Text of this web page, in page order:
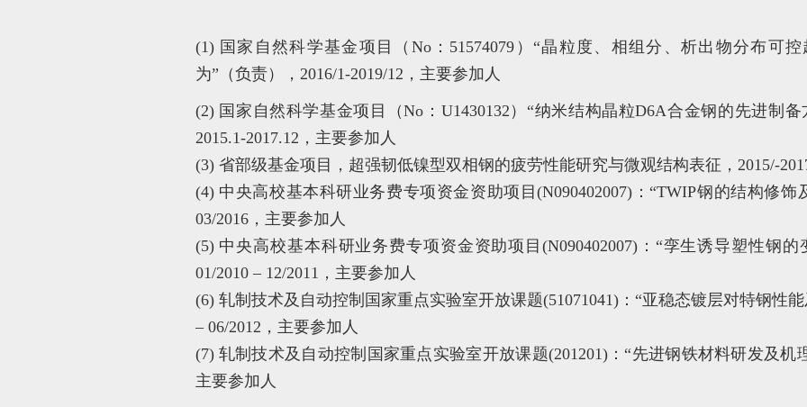
(1) 国家自然科学基金项目（No：51574079）“晶粒度、相组分、析出物分布可
为”（负责），2016/1-2019/12，主要参加人
(2) 国家自然科学基金项目（No：U1430132）“纳米结构晶粒D6A合金钢的先进制
2015.1-2017.12，主要参加人
(3) 省部级基金项目，超强韧低镍型双相钢的疲劳性能研究与微观结构表征，2015/-
(4) 中央高校基本科研业务费专项资金资助项目(N090402007)：“TWIP钢的结构修饰
03/2016，主要参加人
(5) 中央高校基本科研业务费专项资金资助项目(N090402007)：“孪生诱导塑性钢
01/2010 – 12/2011，主要参加人
(6) 轧制技术及自动控制国家重点实验室开放课题(51071041)：“亚稳态镀层对特钢性
– 06/2012，主要参加人
(7) 轧制技术及自动控制国家重点实验室开放课题(201201)：“先进钢铁材料研发及机
主要参加人